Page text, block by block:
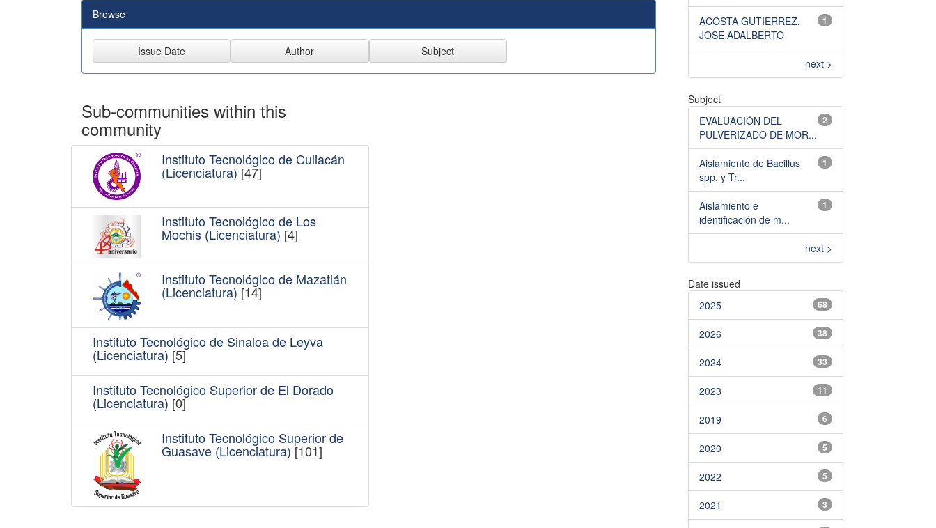
Browse
Sub-communities within this
community
Instituto Tecnológico de Culiacán
(Licenciatura) [47]
Instituto Tecnológico de Los
Mochis (Licenciatura) [4]
Instituto Tecnológico de Mazatlán
(Licenciatura) [14]
Instituto Tecnológico de Sinaloa de Leyva
(Licenciatura) [5]
Instituto Tecnológico Superior de El Dorado
(Licenciatura) [0]
Instituto Tecnológico Superior de
Guasave (Licenciatura) [101]
1
ACOSTA GUTIERREZ,
JOSE ADALBERTO
next >
Subject
2
EVALUACIÓN DEL
PULVERIZADO DE MOR...
1
Aislamiento de Bacillus
spp. y Tr...
1
Aislamiento e
identificación de m...
next >
Date issued
68
2025
38
2026
33
2024
11
2023
6
2019
5
2020
5
2022
3
2021